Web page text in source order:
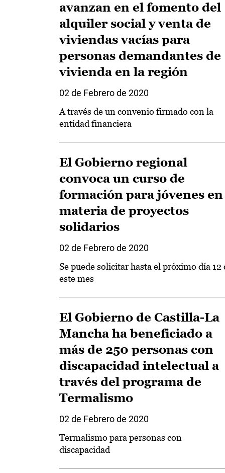
avanzan en el fomento del
alquiler social y venta de
viviendas vacías para
personas demandantes de
vivienda en la región
02 de Febrero de 2020
A través de un convenio firmado con la
entidad financiera
El Gobierno regional
convoca un curso de
formación para jóvenes en
materia de proyectos
solidarios
02 de Febrero de 2020
Se puede solicitar hasta el próximo día 12
este mes
El Gobierno de Castilla-La
Mancha ha beneficiado a
más de 250 personas con
discapacidad intelectual a
través del programa de
Termalismo
02 de Febrero de 2020
Termalismo para personas con
discapacidad